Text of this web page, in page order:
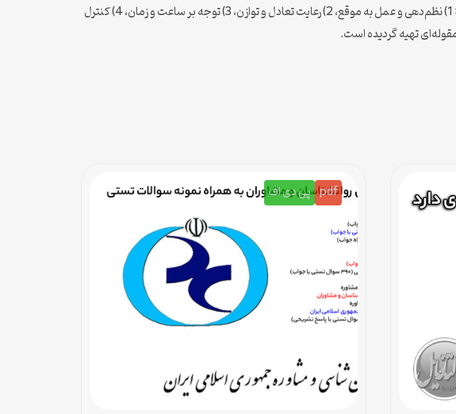
چرخش واریماکس منجر به استخراج 5 عامل شد که بر روی هم 4/36 درصد واریانس کل را تبیین می‌کند. این عوامل عبارتند از: 1) نظم‌دهی و عمل به موقع، 2) رعایت تعادل و توازن، 3) توجه بر ساعت و زمان، 4) کنترل
pdf پی دی اف